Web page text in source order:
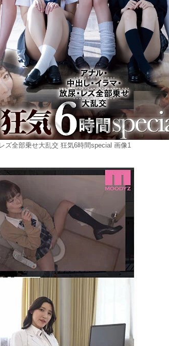
ズ全部乗せ大乱交 狂気6時間special 画像1